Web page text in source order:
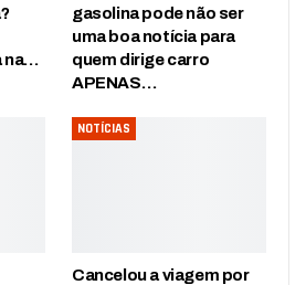
na…
gasolina pode não ser
uma boa notícia para
quem dirige carro
APENAS…
NOTÍCIAS
Cancelou a viagem por